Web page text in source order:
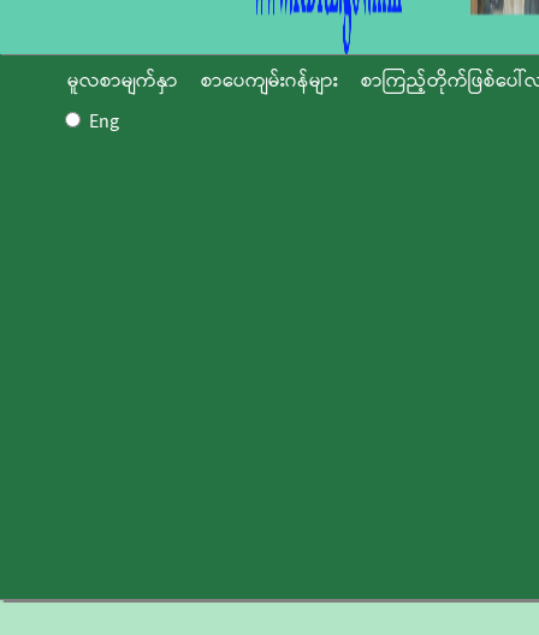
မူလစာမျက်နှာ စာပေကျမ်းဂန်များ
စာကြည့်တိုက်ဖြစ်ပေါ်
Eng